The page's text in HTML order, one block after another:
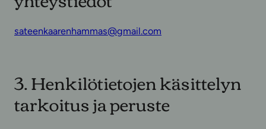
sateenkaarenhammas@gmail.com
3. Henkilötietojen käsittelyn
tarkoitus ja peruste